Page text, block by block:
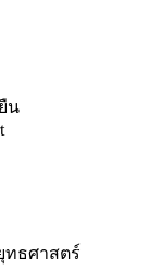
น
ทธศาสตร์